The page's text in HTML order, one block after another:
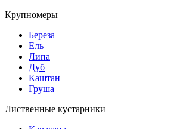
Крупномеры
Береза
Ель
Липа
Дуб
Каштан
Груша
Лиственные кустарники